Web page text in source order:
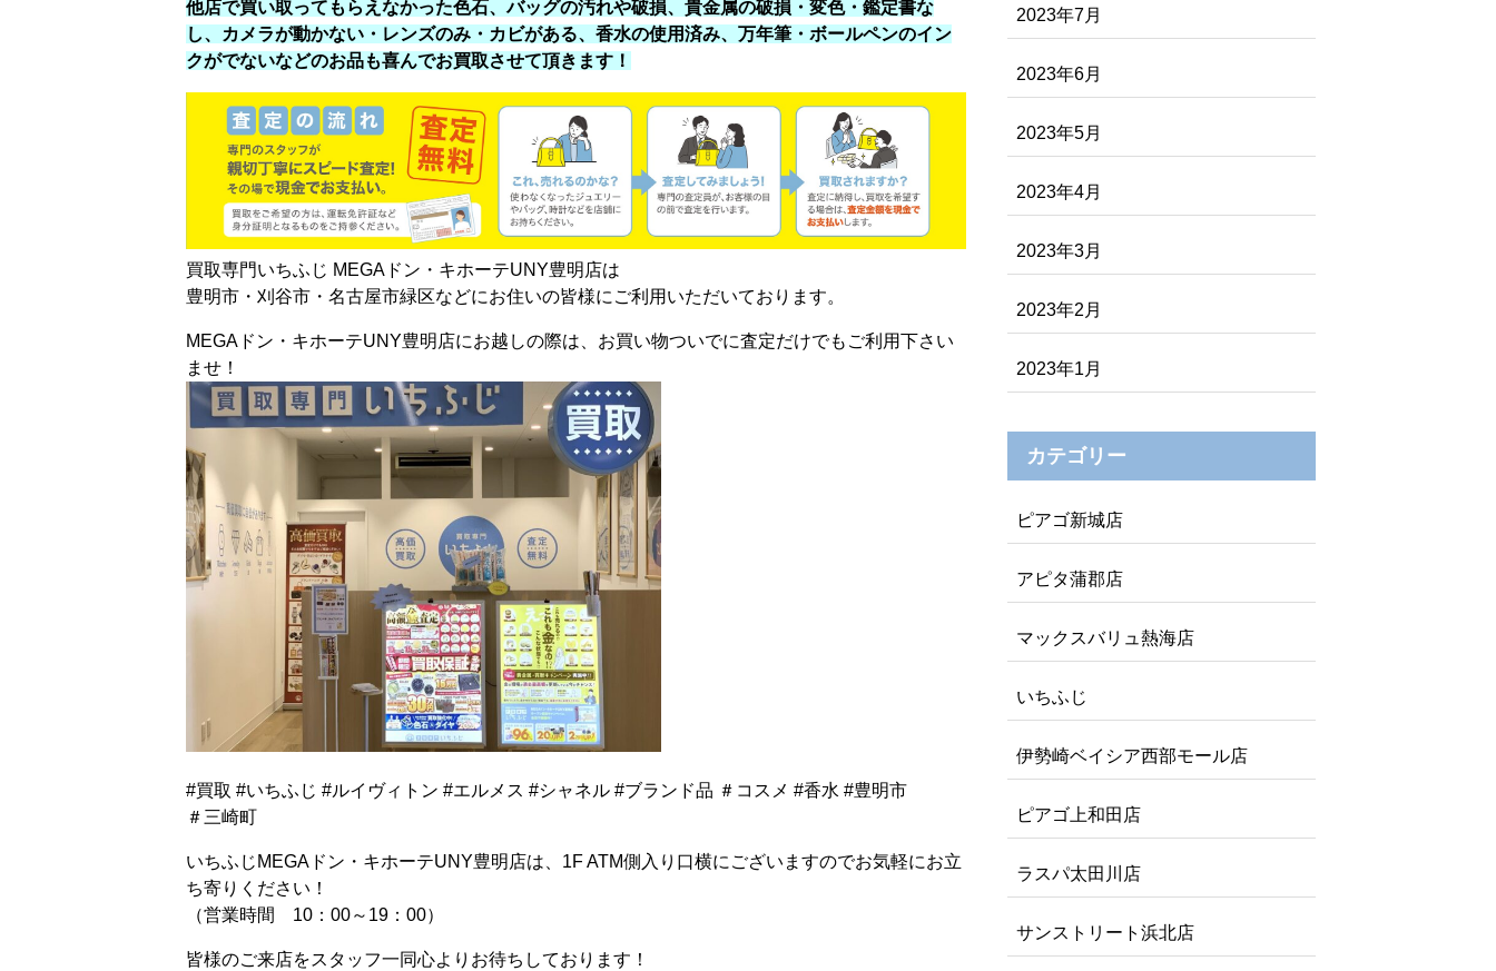
他店で買い取ってもらえなかった色石、バッグの汚れや破損、貴金属の破損・変色・鑑定書な
し、カメラが動かない・レンズのみ・カビがある、香水の使用済み、万年筆・ボールペンのイン
クがでないなどのお品も喜んでお買取させて頂きます！
買取専門いちふじ MEGAドン・キホーテUNY豊明店は
豊明市・刈谷市・名古屋市緑区などにお住いの皆様にご利用いただいております。
MEGAドン・キホーテUNY豊明店にお越しの際は、お買い物ついでに査定だけでもご利用下さい
ませ！
#買取 #いちふじ #ルイヴィトン #エルメス #シャネル #ブランド品 ＃コスメ #香水 #豊明市
＃三崎町
いちふじMEGAドン・キホーテUNY豊明店は、1F ATM側入り口横にございますのでお気軽にお立
ち寄りください！
（営業時間 10：00～19：00）
皆様のご来店をスタッフ一同心よりお待ちしております！
2023年7月
2023年6月
2023年5月
2023年4月
2023年3月
2023年2月
2023年1月
カテゴリー
ピアゴ新城店
アピタ蒲郡店
マックスバリュ熱海店
いちふじ
伊勢崎ベイシア西部モール店
ピアゴ上和田店
ラスパ太田川店
サンストリート浜北店